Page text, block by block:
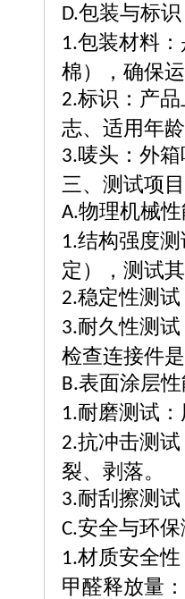
D.包装与标识
1.包装材料
棉），确保
2.标识：产
志、适用年
3.唛头：外
三、测试项
A.物理机械
1.结构强度
定），测试
2.稳定性测
3.耐久性测
检查连接件
B.表面涂层
1.耐磨测试
2.抗冲击测
裂、剥落。
3.耐刮擦测
C.安全与环
1.材质安全性
甲醛释放量